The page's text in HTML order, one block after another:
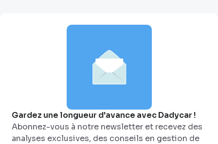
Gardez une longueur d'avance avec Dadycar !
Abonnez-vous à notre newsletter et recevez des
analyses exclusives, des conseils en gestion de